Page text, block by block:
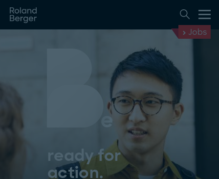
Jobs
ready for
action.